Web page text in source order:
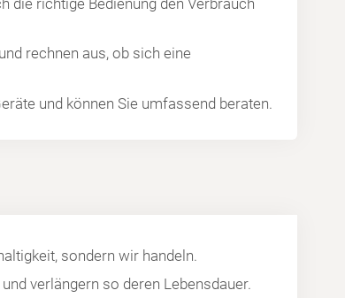
rechnen aus, ob sich eine
und können Sie umfassend beraten.
sondern wir handeln.
verlängern so deren Lebensdauer.